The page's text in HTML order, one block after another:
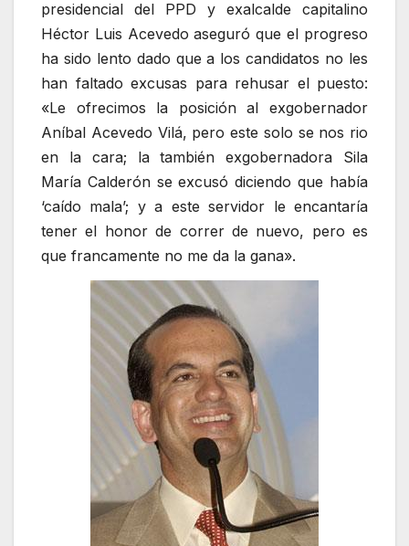
presidencial del PPD y exalcalde capitalino
Héctor Luis Acevedo aseguró que el progreso
ha sido lento dado que a los candidatos no les
han faltado excusas para rehusar el puesto:
«Le ofrecimos la posición al exgobernador
Aníbal Acevedo Vilá, pero este solo se nos rio
en la cara; la también exgobernadora Sila
María Calderón se excusó diciendo que había
‘caído mala’; y a este servidor le encantaría
tener el honor de correr de nuevo, pero es
que francamente no me da la gana».